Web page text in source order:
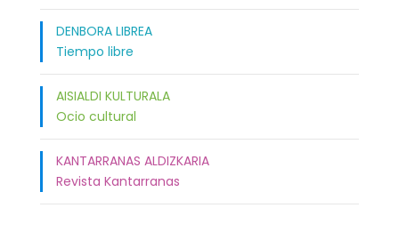
DENBORA LIBREA
Tiempo libre
AISIALDI KULTURALA
Ocio cultural
KANTARRANAS ALDIZKARIA
Revista Kantarranas